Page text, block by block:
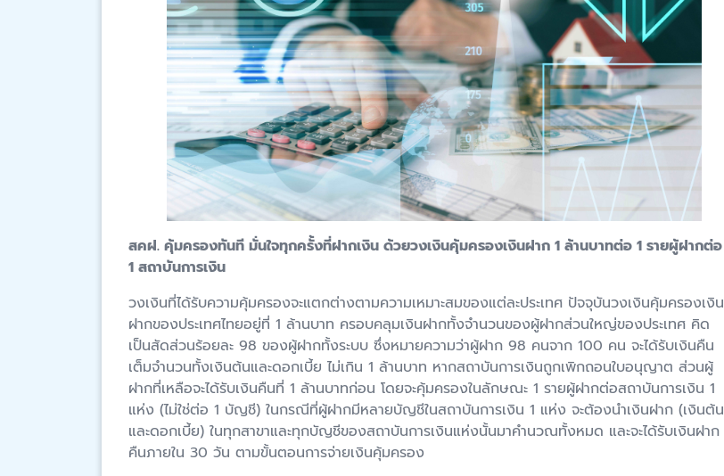
สคฝ. คุ้มครองทันที มั่นใจทุกครั้งที่ฝากเงิน ด้วยวงเงินคุ้มครองเงินฝาก 1 ล้านบาทต่อ 1 รายผู้ฝากต่อ
1 สถาบันการเงิน
วงเงินที่ได้รับความคุ้มครองจะแตกต่างตามความเหมาะสมของแต่ละประเทศ ปัจจุบันวงเงินคุ้มครองเงิน
ฝากของประเทศไทยอยู่ที่ 1 ล้านบาท ครอบคลุมเงินฝากทั้งจำนวนของผู้ฝากส่วนใหญ่ของประเทศ คิด
เป็นสัดส่วนร้อยละ 98 ของผู้ฝากทั้งระบบ ซึ่งหมายความว่าผู้ฝาก 98 คนจาก 100 คน จะได้รับเงินคืน
เต็มจำนวนทั้งเงินต้นและดอกเบี้ย ไม่เกิน 1 ล้านบาท หากสถาบันการเงินถูกเพิกถอนใบอนุญาต ส่วนผู้
ฝากที่เหลือจะได้รับเงินคืนที่ 1 ล้านบาทก่อน โดยจะคุ้มครองในลักษณะ 1 รายผู้ฝากต่อสถาบันการเงิน 1
แห่ง (ไม่ใช่ต่อ 1 บัญชี) ในกรณีที่ผู้ฝากมีหลายบัญชีในสถาบันการเงิน 1 แห่ง จะต้องนำเงินฝาก (เงินต้น
และดอกเบี้ย) ในทุกสาขาและทุกบัญชีของสถาบันการเงินแห่งนั้นมาคำนวณทั้งหมด และจะได้รับเงินฝาก
คืนภายใน 30 วัน ตามขั้นตอนการจ่ายเงินคุ้มครอง